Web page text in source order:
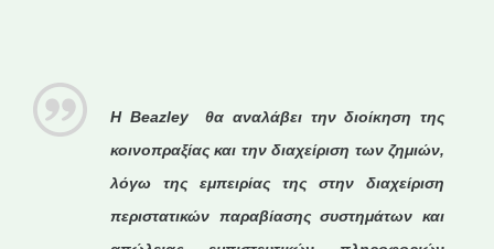
Η Beazleyθα αναλάβει την διοίκηση της
κοινοπραξίας και την διαχείριση των ζημιών,
λόγω της εμπειρίας της στην διαχείριση
περιστατικών παραβίασης συστημάτων και